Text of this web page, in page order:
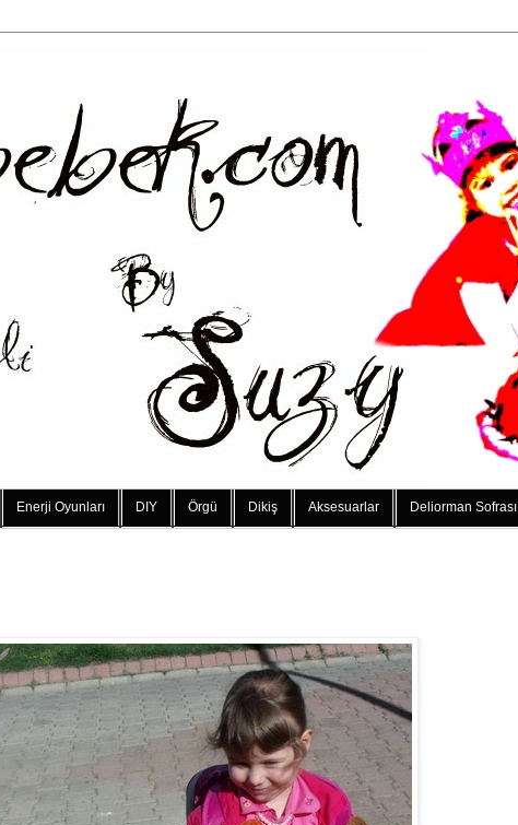
Enerji Oyunları DIY Örgü Dikiş Aksesuarlar Deliorman Sofrası